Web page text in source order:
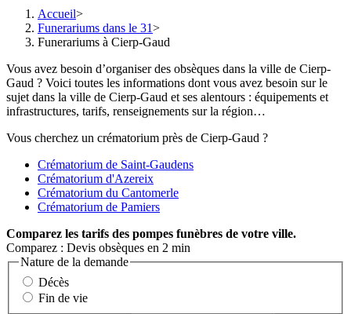
Accueil
Funerariums dans le 31
Funerariums à Cierp-Gaud
Vous avez besoin d’organiser des obsèques dans la ville de Cierp-
Gaud ? Voici toutes les informations dont vous avez besoin sur le
sujet dans la ville de Cierp-Gaud et ses alentours : équipements et
infrastructures, tarifs, renseignements sur la région…
Vous cherchez un crématorium près de Cierp-Gaud ?
Crématorium de Saint-Gaudens
Crématorium d'Azereix
Crématorium du Cantomerle
Crématorium de Pamiers
Comparez les tarifs des pompes funèbres de votre ville.
Comparez : Devis obsèques en 2 min
Nature de la demande
Décès
Fin de vie